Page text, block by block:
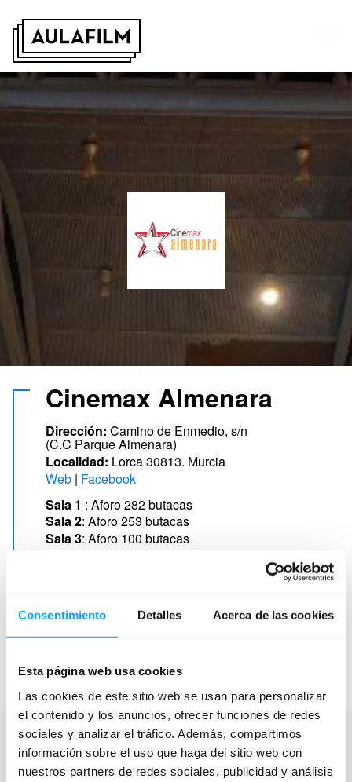
Consentimiento Detalles Acerca de las cookies
Esta página web usa cookies
Las cookies de este sitio web se usan para personalizar
el contenido y los anuncios, ofrecer funciones de redes
sociales y analizar el tráfico. Además, compartimos
información sobre el uso que haga del sitio web con
nuestros partners de redes sociales, publicidad y análisis
Cinemax Almenara
Dirección: Camino de Enmedio, s/n
(C.C Parque Almenara)
Localidad: Lorca 30813. Murcia
Web Facebook
Sala 1 : Aforo 282 butacas
Sala 2: Aforo 253 butacas
Sala 3: Aforo 100 butacas
Sala 6: Aforo 104 butacas
Sala 8
: Aforo 200 butacas
Sala 9: Aforo 162 butacas
Sala 10: Aforo 162 butacas